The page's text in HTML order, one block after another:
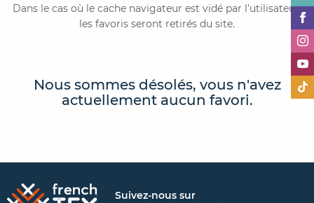
À propos de French TEX
CONTACTER FRENCH TEXACTUALITÉSFOIRE AUX QUESTIONS
Dans le cas où le cache navigateur est vidé par l'utilisateur,
les favoris seront retirés du site.
Nous sommes désolés, vous n'avez
actuellement aucun favori.
Suivez-nous sur